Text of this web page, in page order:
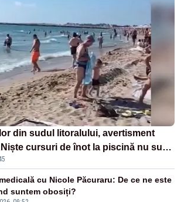
din sudul litoralului, avertisment
cursuri de înot la piscină nu sunt
cu Nicole Păcuraru: De ce ne este
suntem obosiți?